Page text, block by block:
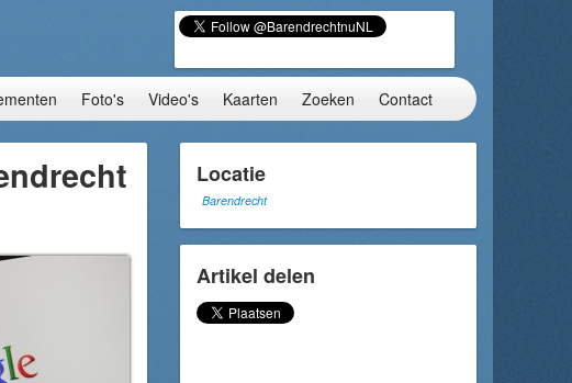
Foto's Video's Kaarten Zoeken Contact
Locatie
Barendrecht
Artikel delen